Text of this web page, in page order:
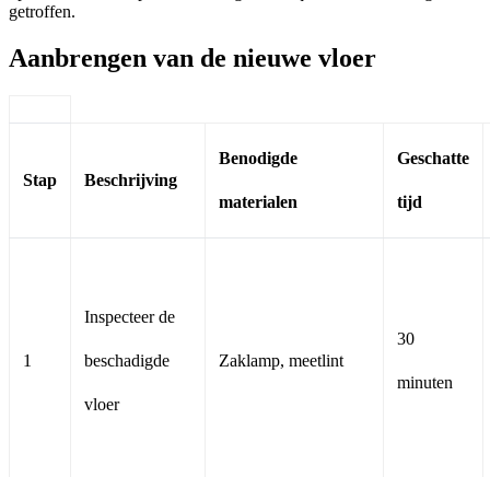
getroffen.
Aanbrengen van de nieuwe vloer
Stap Beschrijving
Benodigde
materialen
Geschatte
tijd
1
Inspecteer de
beschadigde
vloer
Zaklamp, meetlint
30
minuten